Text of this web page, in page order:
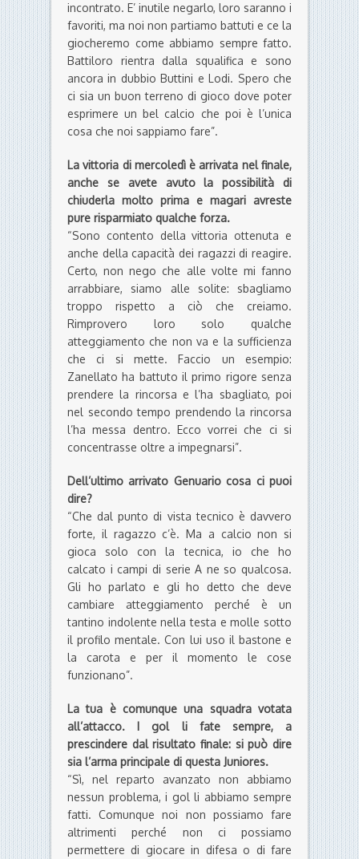
incontrato. E’ inutile negarlo, loro saranno i
favoriti, ma noi non partiamo battuti e ce la
giocheremo come abbiamo sempre fatto.
Battiloro rientra dalla squalifica e sono
ancora in dubbio Buttini e Lodi. Spero che
ci sia un buon terreno di gioco dove poter
esprimere un bel calcio che poi è l’unica
cosa che noi sappiamo fare”.
La vittoria di mercoledì è arrivata nel finale,
anche se avete avuto la possibilità di
chiuderla molto prima e magari avreste
pure risparmiato qualche forza.
“Sono contento della vittoria ottenuta e
anche della capacità dei ragazzi di reagire.
Certo, non nego che alle volte mi fanno
arrabbiare, siamo alle solite: sbagliamo
troppo rispetto a ciò che creiamo.
Rimprovero loro solo qualche
atteggiamento che non va e la sufficienza
che ci si mette. Faccio un esempio:
Zanellato ha battuto il primo rigore senza
prendere la rincorsa e l’ha sbagliato, poi
nel secondo tempo prendendo la rincorsa
l’ha messa dentro. Ecco vorrei che ci si
concentrasse oltre a impegnarsi”.
Dell’ultimo arrivato Genuario cosa ci puoi
dire?
“Che dal punto di vista tecnico è davvero
forte, il ragazzo c’è. Ma a calcio non si
gioca solo con la tecnica, io che ho
calcato i campi di serie A ne so qualcosa.
Gli ho parlato e gli ho detto che deve
cambiare atteggiamento perché è un
tantino indolente nella testa e molle sotto
il profilo mentale. Con lui uso il bastone e
la carota e per il momento le cose
funzionano”.
La tua è comunque una squadra votata
all’attacco. I gol li fate sempre, a
prescindere dal risultato finale: si può dire
sia l’arma principale di questa Juniores.
“Sì, nel reparto avanzato non abbiamo
nessun problema, i gol li abbiamo sempre
fatti. Comunque noi non possiamo fare
altrimenti perché non ci possiamo
permettere di giocare in difesa o di fare